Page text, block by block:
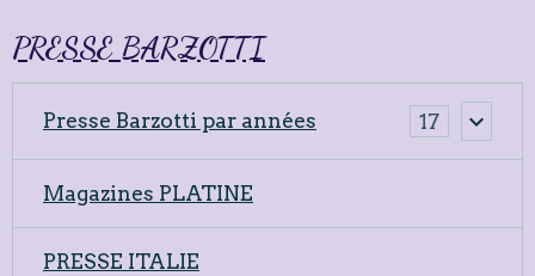
PRESSE BARZOTTI
Presse Barzotti par années 17
Magazines PLATINE
PRESSE ITALIE